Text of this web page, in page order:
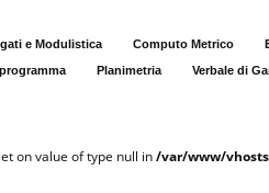
e Modulistica Computo Metrico
Planimetria Verbale di
on value of type null in/var/www/